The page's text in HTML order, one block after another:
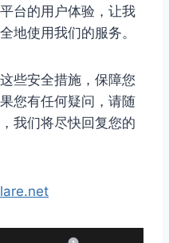
台的用户体验，让我
地使用我们的服务。
些安全措施，保障您
您有任何疑问，请随
我们将尽快回复您的